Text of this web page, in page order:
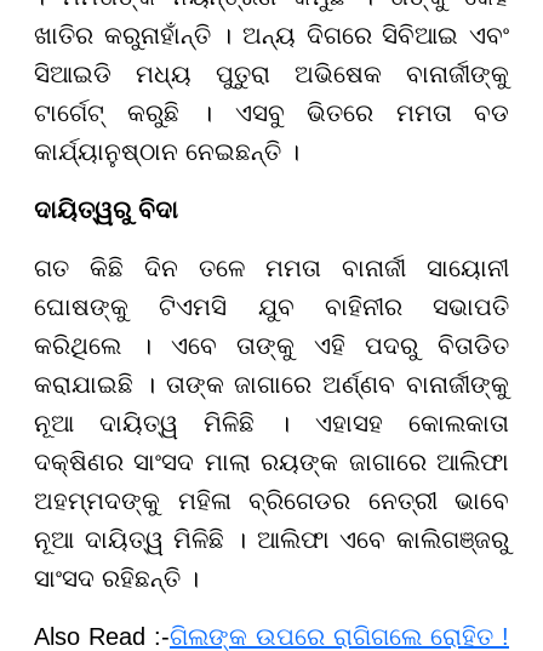
ଖାତିର କରୁନାହାଁନ୍ତି । ଅନ୍ୟ ଦିଗରେ ସିବିଆଇ ଏବଂ
ସିଆଇଡି ମଧ୍ୟ ପୁତୁରା ଅଭିଷେକ ବାନାର୍ଜୀଙ୍କୁ
ଟାର୍ଗେଟ୍ କରୁଛି । ଏସବୁ ଭିତରେ ମମତା ବଡ
କାର୍ଯ୍ୟାନୁଷ୍ଠାନ ନେଇଛନ୍ତି ।
ଦାୟିତ୍ୱରୁ ବିଦା
ଗତ କିଛି ଦିନ ତଳେ ମମତା ବାନାର୍ଜୀ ସାୟୋନୀ
ଘୋଷଙ୍କୁ ଟିଏମସି ଯୁବ ବାହିନୀର ସଭାପତି
କରିଥିଲେ । ଏବେ ତାଙ୍କୁ ଏହି ପଦରୁ ବିତାଡିତ
କରାଯାଇଛି । ତାଙ୍କ ଜାଗାରେ ଅର୍ଣ୍ଣବ ବାନାର୍ଜୀଙ୍କୁ
ନୂଆ ଦାୟିତ୍ୱ ମିଳିଛି । ଏହାସହ କୋଲକାତା
ଦକ୍ଷିଣର ସାଂସଦ ମାଲା ରୟଙ୍କ ଜାଗାରେ ଆଲିଫା
ଅହମ୍ମଦଙ୍କୁ ମହିଳା ବ୍ରିଗେଡର ନେତ୍ରୀ ଭାବେ
ନୂଆ ଦାୟିତ୍ୱ ମିଳିଛି । ଆଲିଫା ଏବେ କାଲିଗଞ୍ଜରୁ
ସାଂସଦ ରହିଛନ୍ତି ।
Also Read :-ଗିଲଙ୍କ ଉପରେ ରାଗିଗଲେ ରୋହିତ !